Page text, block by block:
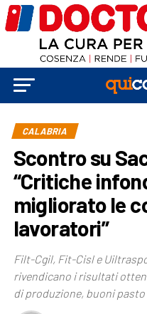
CALABRIA
Scontro su
“Critiche
migliorato le
lavoratori”
Filt-Cgil, Fit-Cisl e
rivendicano i risultati
di produzione, buoni